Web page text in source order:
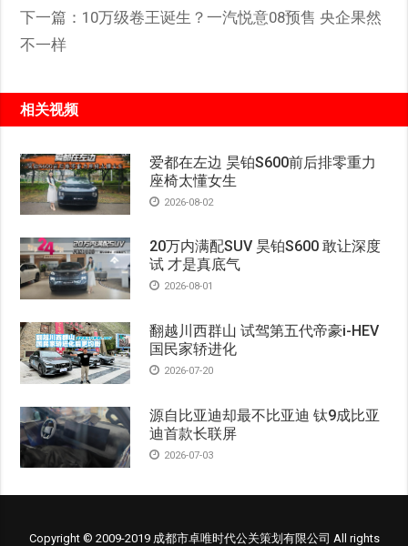
下一篇： 10万级卷王诞生？一汽悦意08预售 央企果然
不一样
相关视频
爱都在左边 昊铂S600前后排零重力
座椅太懂女生
2026-08-02
20万内满配SUV 昊铂S600 敢让深度
试 才是真底气
2026-08-01
翻越川西群山 试驾第五代帝豪i-HEV
国民家轿进化
2026-07-20
源自比亚迪却最不比亚迪 钛9成比亚
迪首款长联屏
2026-07-03
Copyright © 2009-2019 成都市卓唯时代公关策划有限公司 All rights